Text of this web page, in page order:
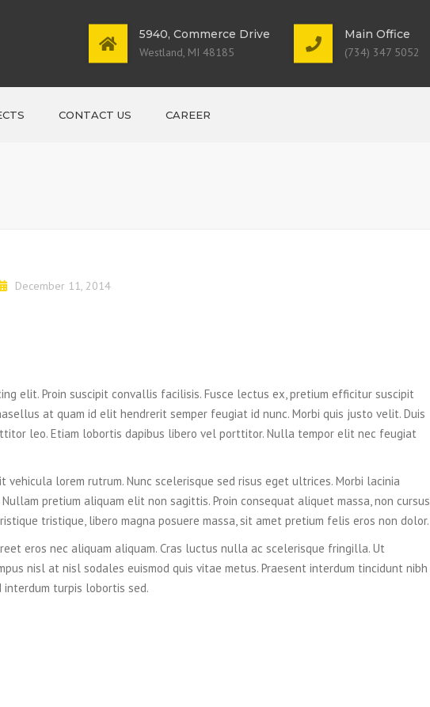
5940, Commerce Drive
Westland, MI 48185
Main Office
(734) 347 5052
CONTACT US CAREER
December 11, 2014
elit. Proin suscipit convallis facilisis. Fusce lectus ex, pretium efficitur suscipit
at quam id elit hendrerit semper feugiat id nunc. Morbi quis justo velit. Duis
leo. Etiam lobortis dapibus libero vel porttitor. Nulla tempor elit nec feugiat
lorem rutrum. Nunc scelerisque sed risus eget ultrices. Morbi lacinia
pretium aliquam elit non sagittis. Proin consequat aliquet massa, non cursus
tristique, libero magna posuere massa, sit amet pretium felis eros non dolor.
eros nec aliquam aliquam. Cras luctus nulla ac scelerisque fringilla. Ut
nisl at nisl sodales euismod quis vitae metus. Praesent interdum tincidunt nibh
interdum turpis lobortis sed.